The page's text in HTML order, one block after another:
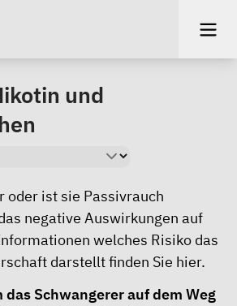
und
oder ist sie Passivrauch
negative Auswirkungen auf
welches Risiko das
darstellt finden Sie hier.
Schwangerer auf dem Weg